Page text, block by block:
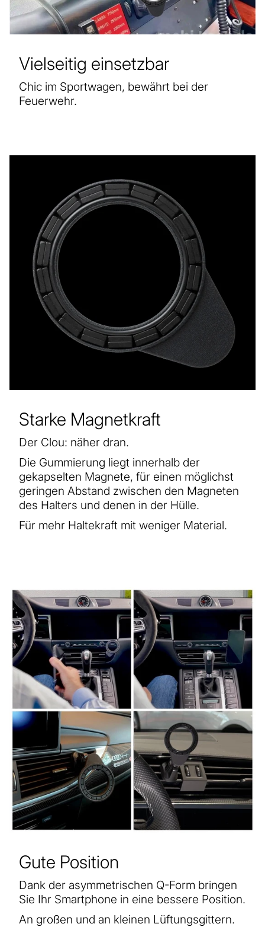
Vielseitig einsetzbar
Chic im Sportwagen, bewährt bei der
Feuerwehr.
Starke Magnetkraft
Der Clou: näher dran.
Die Gummierung liegt innerhalb der
gekapselten Magnete, für einen möglichst
geringen Abstand zwischen den Magneten
des Halters und denen in der Hülle.
Für mehr Haltekraft mit weniger Material.
Gute Position
Dank der asymmetrischen Q-Form bringen
Sie Ihr Smartphone in eine bessere Position.
An großen und an kleinen Lüftungsgittern.